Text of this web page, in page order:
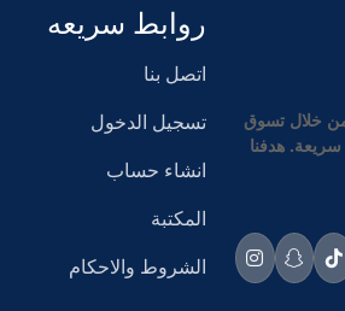
خلال تسوق
هدفنا
روابط سريعه
اتصل بنا
تسجيل الدخول
انشاء حساب
المكتبة
الشروط والاحكام